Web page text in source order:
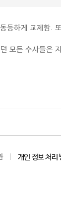
등하게 교제함.
모든 수사들은
개인 정보 처리